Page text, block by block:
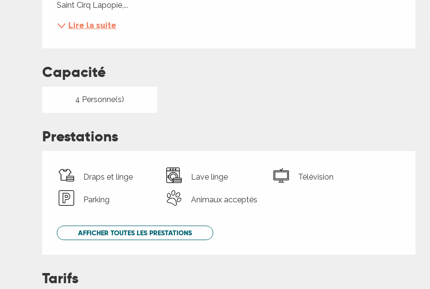
Saint Cirq Lapopie,...
Lire la suite
Capacité
4 Personne(s)
Prestations
Draps et linge Lave linge Télévision
Parking Animaux acceptés
AFFICHER TOUTES LES PRESTATIONS
Tarifs